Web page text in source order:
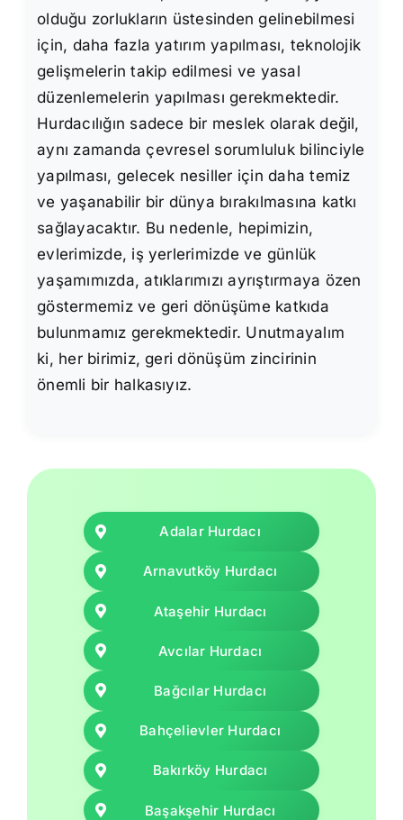
olduğu zorlukların üstesinden gelinebilmesi
için, daha fazla yatırım yapılması, teknolojik
gelişmelerin takip edilmesi ve yasal
düzenlemelerin yapılması gerekmektedir.
Hurdacılığın sadece bir meslek olarak değil,
aynı zamanda çevresel sorumluluk bilinciyle
yapılması, gelecek nesiller için daha temiz
ve yaşanabilir bir dünya bırakılmasına katkı
sağlayacaktır. Bu nedenle, hepimizin,
evlerimizde, iş yerlerimizde ve günlük
yaşamımızda, atıklarımızı ayrıştırmaya özen
göstermemiz ve geri dönüşüme katkıda
bulunmamız gerekmektedir. Unutmayalım
ki, her birimiz, geri dönüşüm zincirinin
önemli bir halkasıyız.
Adalar Hurdacı
Arnavutköy Hurdacı
Ataşehir Hurdacı
Avcılar Hurdacı
Bağcılar Hurdacı
Bahçelievler Hurdacı
Bakırköy Hurdacı
Başakşehir Hurdacı